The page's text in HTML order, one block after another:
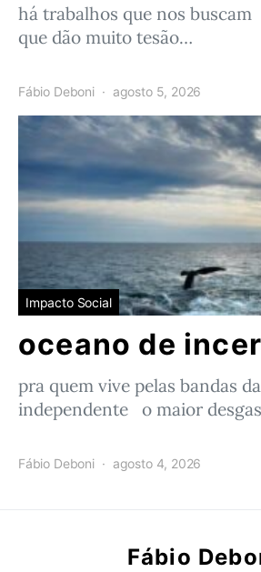
há trabalhos que nos
que dão muito tesão…
Fábio Deboni agosto 5, 2026
Impacto Social
oceano de
pra quem vive pelas bandas
independente o maior
Fábio Deboni agosto 4, 2026
Fábio